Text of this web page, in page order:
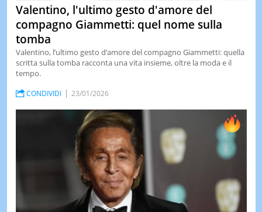
Valentino, l'ultimo gesto d'amore del
compagno Giammetti: quel nome sulla
tomba
Valentino, l’ultimo gesto d’amore del compagno Giammetti: quella
scritta sulla tomba racconta una vita insieme, oltre la moda e il
tempo.
CONDIVIDI 23/01/2026